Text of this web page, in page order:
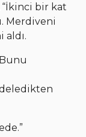
bir kat
Merdiveni
aldı.
Bunu